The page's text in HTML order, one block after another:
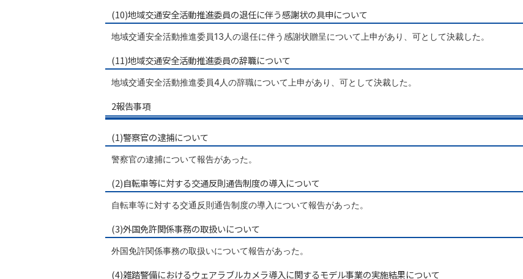
(10)地域交通安全活動推進委員の退任に伴う感謝状の具申について
地域交通安全活動推進委員13人の退任に伴う感謝状贈呈について上申があり、可として決裁した。
(11)地域交通安全活動推進委員の辞職について
地域交通安全活動推進委員4人の辞職について上申があり、可として決裁した。
2報告事項
(1)警察官の逮捕について
警察官の逮捕について報告があった。
(2)自転車等に対する交通反則通告制度の導入について
自転車等に対する交通反則通告制度の導入について報告があった。
(3)外国免許関係事務の取扱いについて
外国免許関係事務の取扱いについて報告があった。
(4)雑踏警備におけるウェアラブルカメラ導入に関するモデル事業の実施結果について